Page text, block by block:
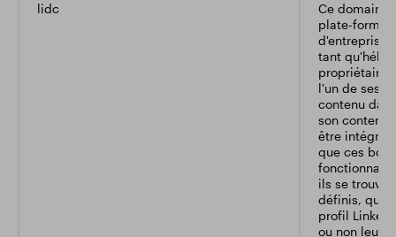
lidc
Ce domaine
plate-forme
d'entreprise.
tant
l'un de ses
contenu
son contenu
être intégrés
que ces
ils se
définis, que
profil
ou non leurs